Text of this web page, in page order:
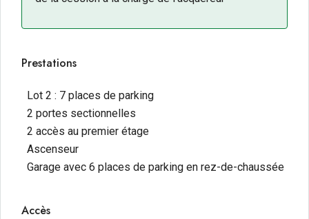
Prestations
Lot 2 : 7 places de parking
2 portes sectionnelles
2 accès au premier étage
Ascenseur
Garage avec 6 places de parking en rez-de-chaussée
Accès